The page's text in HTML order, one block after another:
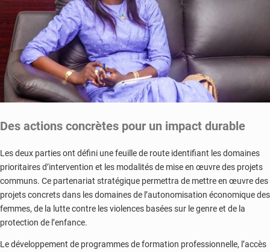
Des actions concrètes pour un impact durable
Les deux parties ont défini une feuille de route identifiant les domaines
prioritaires d’intervention et les modalités de mise en œuvre des projets
communs. Ce partenariat stratégique permettra de mettre en œuvre des
projets concrets dans les domaines de l’autonomisation économique des
femmes, de la lutte contre les violences basées sur le genre et de la
protection de l’enfance.
Le développement de programmes de formation professionnelle, l’accès